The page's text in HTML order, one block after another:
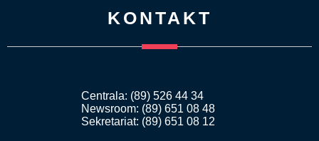
KONTAKT
Centrala: (89) 526 44 34
Newsroom: (89) 651 08 48
Sekretariat: (89) 651 08 12